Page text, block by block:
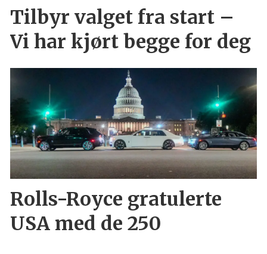
Tilbyr valget fra start –
Vi har kjørt begge for deg
Rolls-Royce gratulerte
USA med de 250